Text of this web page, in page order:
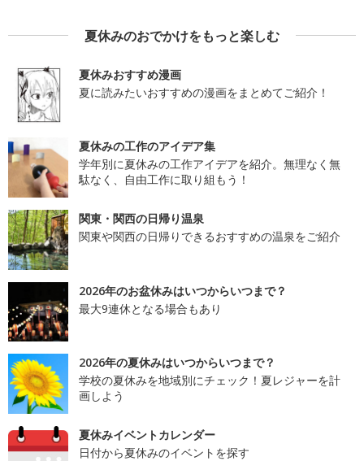
夏休みのおでかけをもっと楽しむ
夏休みおすすめ漫画
夏に読みたいおすすめの漫画をまとめてご紹介！
夏休みの工作のアイデア集
学年別に夏休みの工作アイデアを紹介。無理なく無
駄なく、自由工作に取り組もう！
関東・関西の日帰り温泉
関東や関西の日帰りできるおすすめの温泉をご紹介
2026年のお盆休みはいつからいつまで？
最大9連休となる場合もあり
2026年の夏休みはいつからいつまで？
学校の夏休みを地域別にチェック！夏レジャーを計
画しよう
夏休みイベントカレンダー
日付から夏休みのイベントを探す